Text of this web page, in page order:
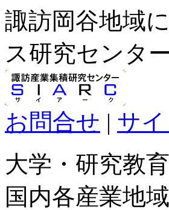
諏訪岡谷地域
ス研究センタ
お問合せ | サ
大学・研究教
国内各産業地